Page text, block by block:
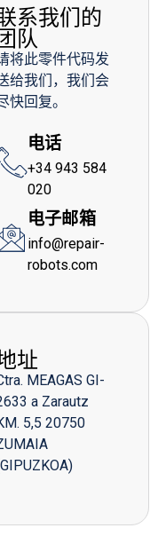
系我们的
队
将此零件代码发
给我们，我们会
快回复。
电话
+34 943 584
020
电子邮箱
info@repair-
robots.com
址
MEAGAS GI-
a Zarautz
5,5 20750